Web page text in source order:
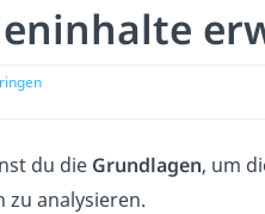
du die Grundlagen, um
zu analysieren.